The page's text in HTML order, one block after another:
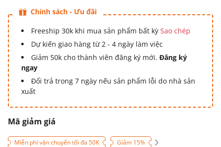
Chính sách - Ưu đãi
Freeship 30k khi mua sản phẩm bất kỳ Sao chép
Dự kiến giao hàng từ 2 - 4 ngày làm việc
Giảm 50k cho thành viên đăng ký mới. Đăng ký
ngay
Đổi trả trong 7 ngày nếu sản phẩm lỗi do nhà sản
xuất
Mã giảm giá
Miễn phí vận chuyển tối đa 50K Giảm 15%